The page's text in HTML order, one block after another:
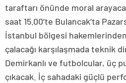
taraftarı önünde moral
saat 15.00’te Bulancak’ta
İstanbul bölgesi hakemlerinden
çalacağı karşılaşmada teknik
Demirkanlı ve futbolcular, üç
çıkacak. İç sahadaki güçlü